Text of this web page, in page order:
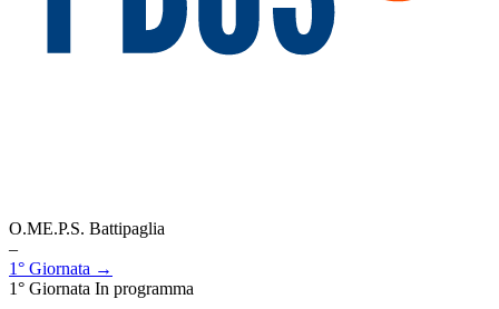
O.ME.P.S. Battipaglia
–
1° Giornata →
1° Giornata In programma